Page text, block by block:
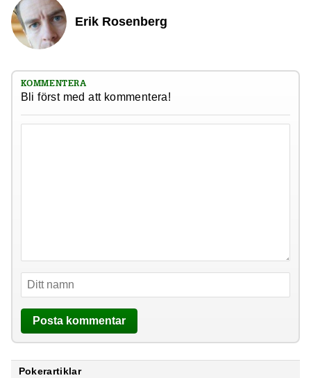
Erik Rosenberg
KOMMENTERA
Bli först med att kommentera!
Pokerartiklar